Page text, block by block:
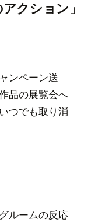
クション」
ンペーン送
品の展覧会へ
つでも取り消
ルームの反応